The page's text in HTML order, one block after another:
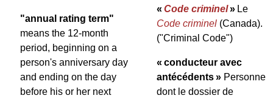
"annual rating term"
means the 12-month
period, beginning on a
person's anniversary day
and ending on the day
before his or her next
« Code criminel» Le
Code criminel (Canada).
("Criminal Code")
« conducteur avec
antécédents » Personne
dont le dossier de